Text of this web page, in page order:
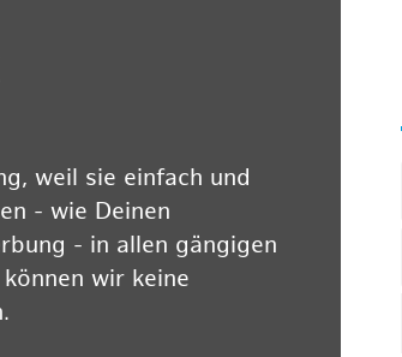
weil sie einfach und
- wie Deinen
- in allen gängigen
wir keine